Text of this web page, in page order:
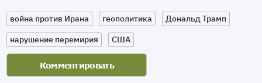
война против Ирана геополитика
Дональд Трамп
нарушение перемирия
США